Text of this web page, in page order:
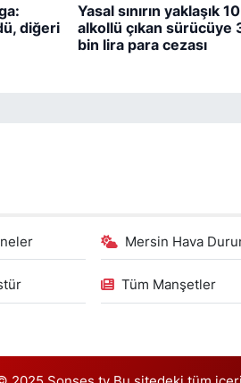
diğeri
Yasal sınırın yaklaşık
alkollü çıkan sürücüye
bin lira para cezası
Mersin Hava
Tüm Manşetler